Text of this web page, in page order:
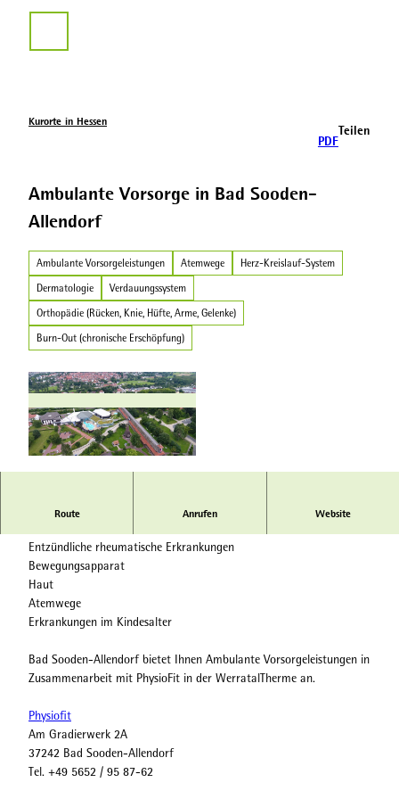
Kurorte in Hessen
PDF
Teilen
Ambulante Vorsorge in Bad Sooden-
Allendorf
Ambulante Vorsorgeleistungen Atemwege
Herz-Kreislauf-System
Dermatologie
Verdauungssystem
Orthopädie (Rücken, Knie, Hüfte, Arme, Gelenke)
Burn-Out (chronische Erschöpfung)
CC-BY-SA
Route Anrufen Website
Heilanzeigen für Bad Sooden-Allendorf:
Entzündliche rheumatische Erkrankungen
Bewegungsapparat
Haut
Atemwege
Erkrankungen im Kindesalter
Bad Sooden-Allendorf bietet Ihnen Ambulante Vorsorgeleistungen in
Zusammenarbeit mit PhysioFit in der WerratalTherme an.
Physiofit
Am Gradierwerk 2A
37242 Bad Sooden-Allendorf
Tel. +49 5652 / 95 87-62